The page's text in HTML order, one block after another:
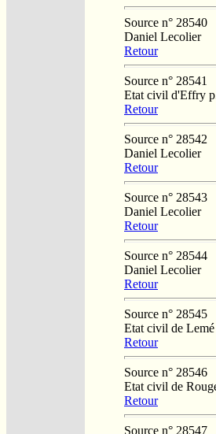
Source n° 28540
Daniel Lecolier
Retour
Source n° 28541
Etat civil d'Effry
Retour
Source n° 28542
Daniel Lecolier
Retour
Source n° 28543
Daniel Lecolier
Retour
Source n° 28544
Daniel Lecolier
Retour
Source n° 28545
Etat civil de
Retour
Source n° 28546
Etat civil de
Retour
Source n° 28547